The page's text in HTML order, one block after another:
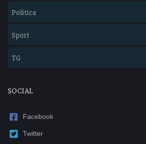
Politica
Sport
TG
SOCIAL
Facebook
Twitter